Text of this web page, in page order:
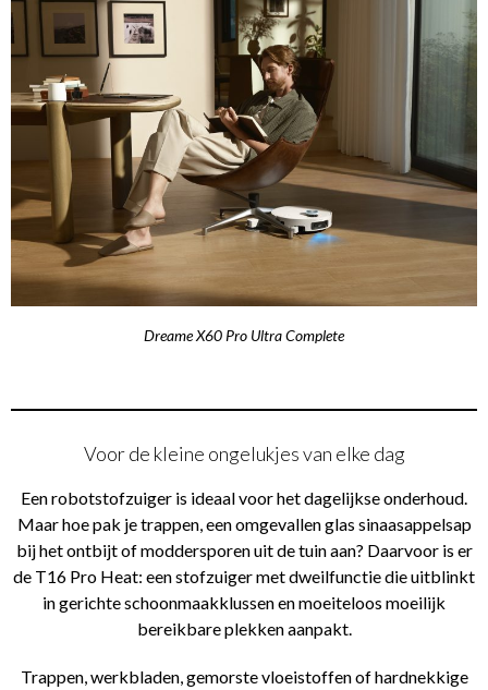
Dreame X60 Pro Ultra Complete
Voor de kleine ongelukjes van elke dag
Een robotstofzuiger is ideaal voor het dagelijkse onderhoud.
Maar hoe pak je trappen, een omgevallen glas sinaasappelsap
bij het ontbijt of moddersporen uit de tuin aan? Daarvoor is er
de T16 Pro Heat: een stofzuiger met dweilfunctie die uitblinkt
in gerichte schoonmaakklussen en moeiteloos moeilijk
bereikbare plekken aanpakt.
Trappen, werkbladen, gemorste vloeistoffen of hardnekkige